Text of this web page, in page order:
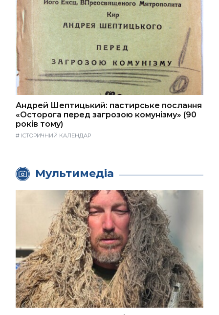
Андрей Шептицький: пастирське послання
«Осторога перед загрозою комунізму» (90
років тому)
# ІСТОРИЧНИЙ КАЛЕНДАР
Мультимедіа